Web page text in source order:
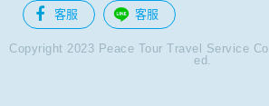
1.遵守法令或政府機關的要求；或我們發覺
違反本公司旗下網站的會員條款或產品、服
南。
2.為了保護使用者個人隱私，我們無法為您
客服 客服
Copyright 2023 Peace Tour Travel Service
ed.